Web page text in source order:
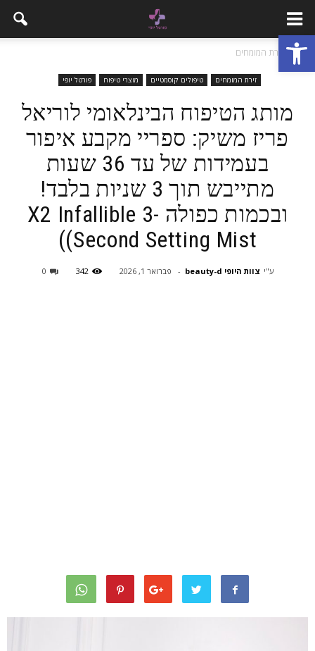
פתח סרגל נגישות
בית זירת המומחים
זירת המומחים טיפולים קוסמטיים מוצרי טיפוח פורטל יופי
מותג הטיפוח הבינלאומי לוריאל
פריז משיק: ספריי מקבע איפור
בעמידות של עד 36 שעות
מתייבש תוך 3 שניות בלבד!
ובכמות כפולה X2 Infallible 3-
Second Setting Mist))
ע"י צוות היופי beauty-d - פברואר 1, 2026 342
0